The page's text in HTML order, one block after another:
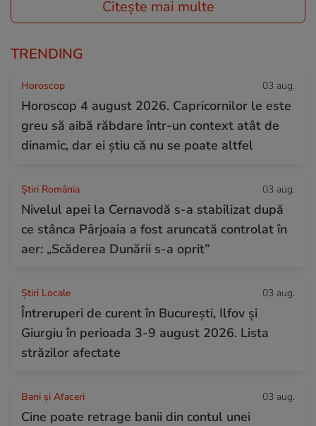
Citește mai multe
TRENDING
Horoscop 03 aug.
Horoscop 4 august 2026. Capricornilor le este
greu să aibă răbdare într-un context atât de
dinamic, dar ei știu că nu se poate altfel
Știri România 03 aug.
Nivelul apei la Cernavodă s-a stabilizat după
ce stânca Pârjoaia a fost aruncată controlat în
aer: „Scăderea Dunării s-a oprit”
Știri Locale 03 aug.
Întreruperi de curent în București, Ilfov și
Giurgiu în perioada 3-9 august 2026. Lista
străzilor afectate
Bani și Afaceri 03 aug.
Cine poate retrage banii din contul unei